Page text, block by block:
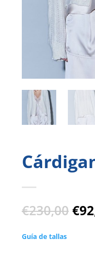
€230,00 El
€
Guía de tallas